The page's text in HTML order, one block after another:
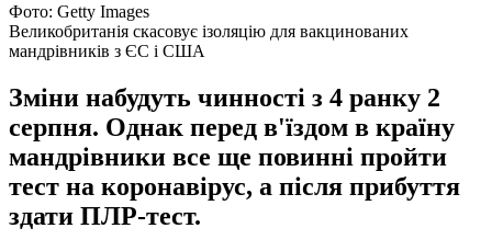
Фото: Getty Images
Великобританія скасовує ізоляцію для вакцинованих
мандрівників з ЄС і США
Зміни набудуть чинності з 4 ранку 2
серпня. Однак перед в'їздом в країну
мандрівники все ще повинні пройти
тест на коронавірус, а після прибуття
здати ПЛР-тест.